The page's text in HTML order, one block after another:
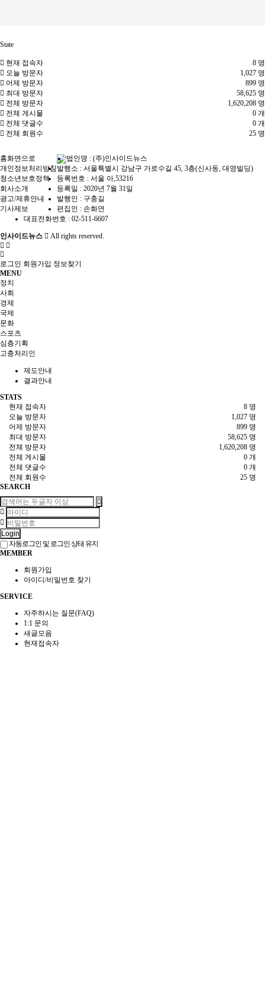
State
현재 접속자
8 명
오늘 방문자
1,027 명
어제 방문자
899 명
최대 방문자
58,625 명
전체 방문자
1,620,208 명
전체 게시물
0 개
전체 댓글수
0 개
전체 회원수
25 명
홈화면으로
개인정보처리방침
청소년보호정책
회사소개
광고/제휴안내
기사제보
법인명 : (주)인사이드뉴스
발행소 : 서울특별시 강남구 가로수길 45, 3층(신사동, 대영빌딩)
등록번호 : 서울 아,53216
등록일 : 2020년 7월 31일
발행인 : 구충길
편집인 : 손화연
대표전화번호 : 02-511-6607
인사이드뉴스 All rights reserved.
로그인 회원가입 정보찾기
MENU
정치
사회
경제
국제
문화
스포츠
심층기획
고충처리인
제도안내
결과안내
STATS
8 명
현재 접속자
1,027 명
오늘 방문자
899 명
어제 방문자
58,625 명
최대 방문자
1,620,208 명
전체 방문자
0 개
전체 게시물
0 개
전체 댓글수
25 명
전체 회원수
SEARCH
Login
자동로그인 및 로그인 상태 유지
MEMBER
회원가입
아이디/비밀번호 찾기
SERVICE
자주하시는 질문(FAQ)
1:1 문의
새글모음
현재접속자